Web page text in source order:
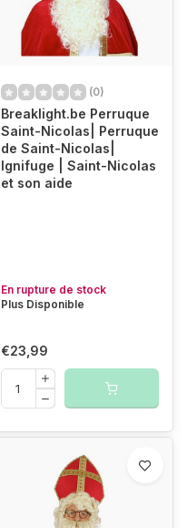
(0)
Breaklight.be Perruque
Saint-Nicolas| Perruque
de Saint-Nicolas|
Ignifuge | Saint-Nicolas
et son aide
En rupture de stock
Plus Disponible
€23,99